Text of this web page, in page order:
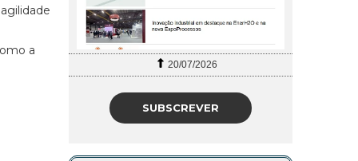
a
20/07/2026
SUBSCREVER